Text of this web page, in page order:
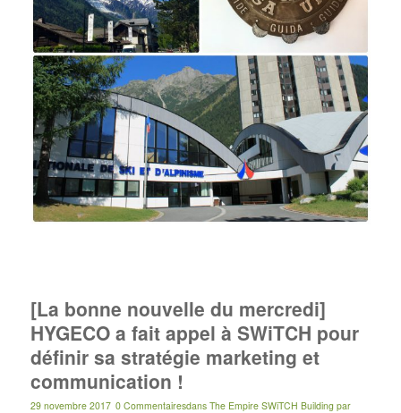
[La bonne nouvelle du mercredi]
HYGECO a fait appel à SWiTCH pour
définir sa stratégie marketing et
communication !
29 novembre 2017 0 Commentairesdans The Empire SWiTCH Building par